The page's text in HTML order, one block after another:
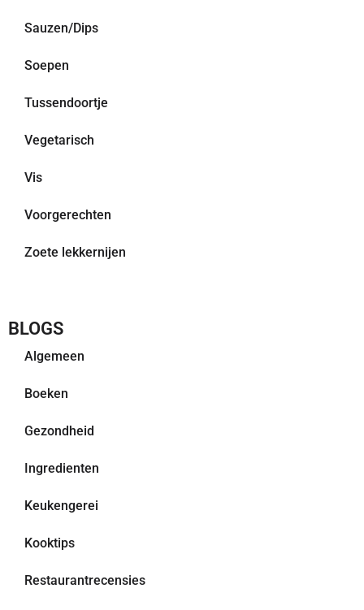
Sauzen/Dips
Soepen
Tussendoortje
Vegetarisch
Vis
Voorgerechten
Zoete lekkernijen
BLOGS
Algemeen
Boeken
Gezondheid
Ingredienten
Keukengerei
Kooktips
Restaurantrecensies